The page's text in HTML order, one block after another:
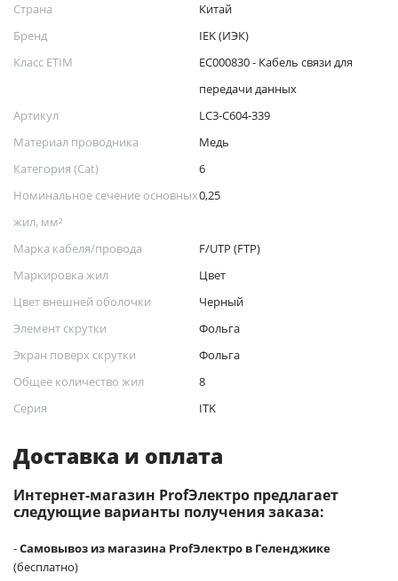
Страна
Китай
Бренд
IEK (ИЭК)
Класс ETIM
EC000830 - Кабель связи для
передачи данных
Артикул
LC3-C604-339
Материал проводника
Медь
Категория (Cat)
6
Номинальное сечение основных
жил, мм²
0,25
Марка кабеля/провода
F/UTP (FTP)
Маркировка жил
Цвет
Цвет внешней оболочки
Черный
Элемент скрутки
Фольга
Экран поверх скрутки
Фольга
Общее количество жил
8
Серия
ITK
Доставка и оплата
Интернет-магазин ProfЭлектро предлагает
следующие варианты получения заказа:
-Самовывоз из магазина ProfЭлектро в Геленджике
(бесплатно)